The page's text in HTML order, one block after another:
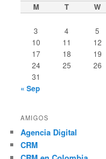
M T W
3
4 5
10
11 12
17
18 19
24
25 26
31
« Sep
AMIGOS
Agencia Digital
CRM